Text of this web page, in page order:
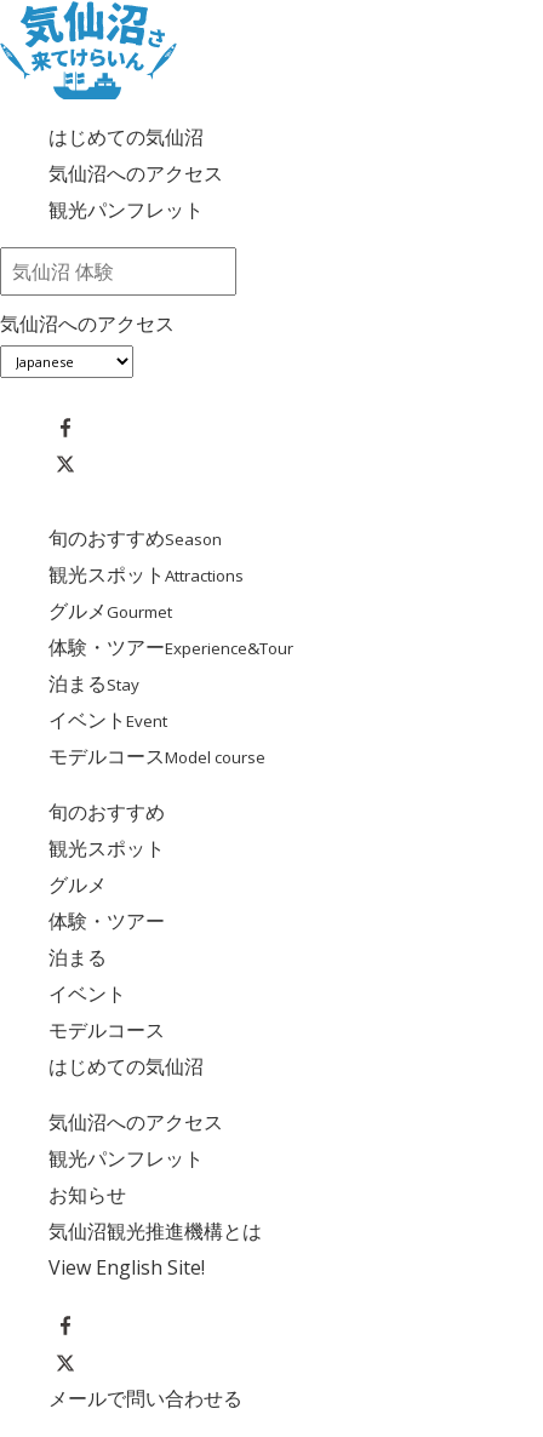
はじめての気仙沼
気仙沼へのアクセス
観光パンフレット
気仙沼へのアクセス
旬のおすすめSeason
観光スポット Attractions
グルメGourmet
体験・ツアーExperience&Tour
泊まるStay
イベント Event
モデルコースModel course
旬のおすすめ
観光スポット
グルメ
体験・ツアー
泊まる
イベント
モデルコース
はじめての気仙沼
気仙沼へのアクセス
観光パンフレット
お知らせ
気仙沼観光推進機構とは
View English Site!
メールで問い合わせる